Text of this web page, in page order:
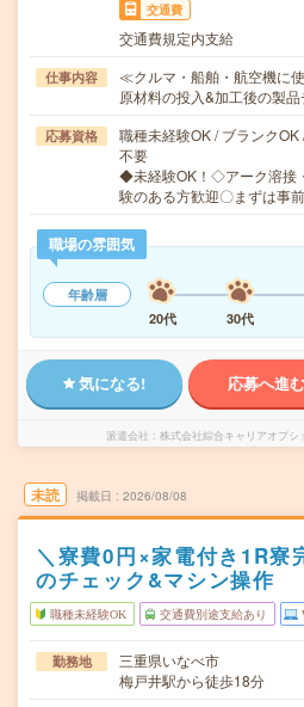
交通費
交通費規定内支給
仕事内容
≪クルマ・船舶・航空機に
原材料の投入&加工後の製
応募資格
職種未経験OK / ブランク
不要
◆未経験OK！◇アーク溶接
験のある方歓迎〇まずは事
職場の雰囲気
年齢層
20代
30代
気になる! 応募へ進む
派遣会社 株式会社綜合キャリアオプ
未読 掲載日 2026/08/08
＼寮費0円×家電付き1R寮
のチェック&マシン操作
職種未経験OK 交通費別途支給あり
勤務地
三重県いなべ市
梅戸井駅から徒歩18分